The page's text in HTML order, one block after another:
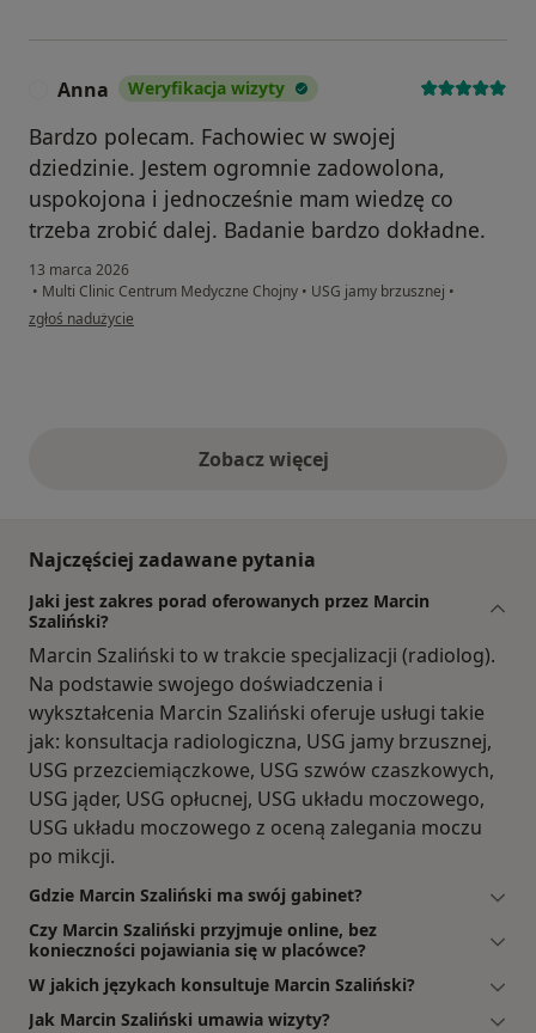
Anna Weryfikacja wizyty
Bardzo polecam. Fachowiec w swojej
dziedzinie. Jestem ogromnie zadowolona,
uspokojona i jednocześnie mam wiedzę co
trzeba zrobić dalej. Badanie bardzo dokładne.
13 marca 2026
• Multi Clinic Centrum Medyczne Chojny • USG jamy brzusznej •
w opinii użytkownika Anna
zgłoś nadużycie
Zobacz więcejopinie powyżej
Najczęściej zadawane pytania
Jaki jest zakres porad oferowanych przez Marcin
Szaliński?
Marcin Szaliński to w trakcie specjalizacji (radiolog).
Na podstawie swojego doświadczenia i
wykształcenia Marcin Szaliński oferuje usługi takie
jak: konsultacja radiologiczna, USG jamy brzusznej,
USG przezciemiączkowe, USG szwów czaszkowych,
USG jąder, USG opłucnej, USG układu moczowego,
USG układu moczowego z oceną zalegania moczu
po mikcji.
Gdzie Marcin Szaliński ma swój gabinet?
Czy Marcin Szaliński przyjmuje online, bez
konieczności pojawiania się w placówce?
W jakich językach konsultuje Marcin Szaliński?
Jak Marcin Szaliński umawia wizyty?